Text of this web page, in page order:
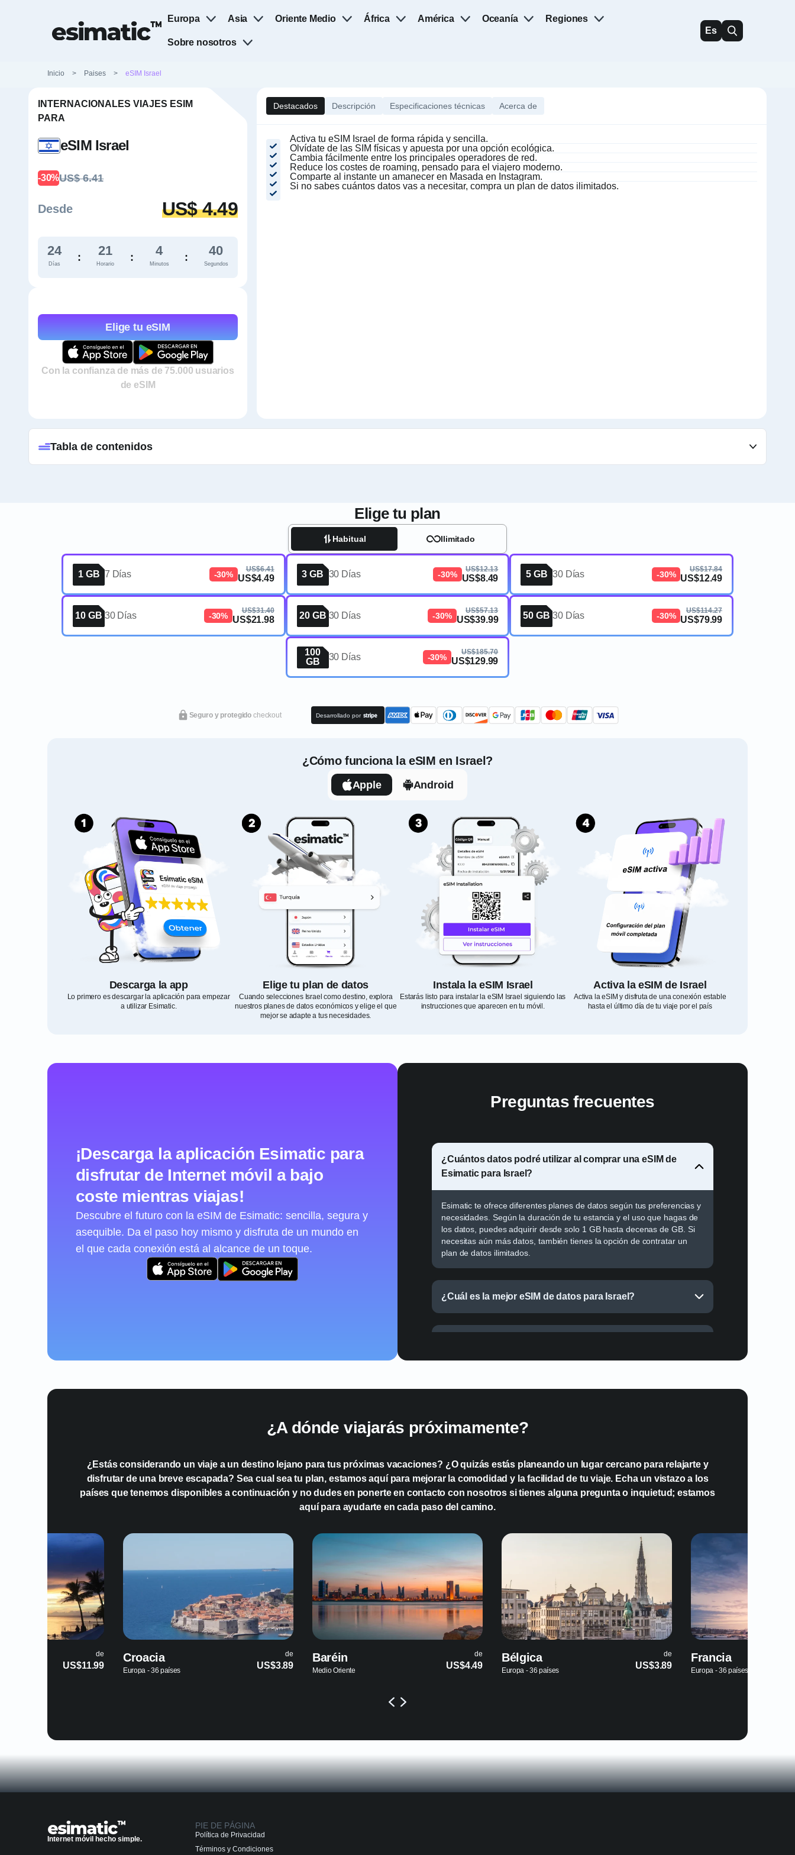
Europa Asia Oriente Medio África América Oceanía Regiones
Sobre nosotros
Es
Inicio > Paises > eSIM Israel
INTERNACIONALES VIAJES ESIM
PARA
eSIM Israel
-30%US$ 6.41
Desde US$ 4.49
24
Días
: 21
Horario
: 4
Minutos
: 39
Segundos
Elige tu eSIM
Con la confianza de más de 75.000 usuarios
de eSIM
Destacados Descripción Especificaciones técnicas Acerca de
Activa tu eSIM Israel de forma rápida y sencilla.
Olvídate de las SIM físicas y apuesta por una opción ecológica.
Cambia fácilmente entre los principales operadores de red.
Reduce los costes de roaming, pensado para el viajero moderno.
Comparte al instante un amanecer en Masada en Instagram.
Si no sabes cuántos datos vas a necesitar, compra un plan de datos ilimitados.
Tabla de contenidos
Elige tu plan
Habitual Ilimitado
1 GB 7 Días -30%
US$6.41
US$4.49 3 GB 30 Días -30%
US$12.13
US$8.49 5 GB 30 Días -30%
US$17.84
US$12.49
10 GB 30 Días -30%
US$31.40
US$21.98 20 GB 30 Días -30%
US$57.13
US$39.99 50 GB 30 Días -30%
US$114.27
US$79.99
100
GB
30 Días -30%
US$185.70
US$129.99
Seguro y protegido checkout Desarrollado por
¿Cómo funciona la eSIM en Israel?
Apple Android
Descarga la app
Lo primero es descargar la aplicación para empezar
a utilizar Esimatic.
Elige tu plan de datos
Cuando selecciones Israel como destino, explora
nuestros planes de datos económicos y elige el que
mejor se adapte a tus necesidades.
Instala la eSIM Israel
Estarás listo para instalar la eSIM Israel siguiendo las
instrucciones que aparecen en tu móvil.
Activa la eSIM de Israel
Activa la eSIM y disfruta de una conexión estable
hasta el último día de tu viaje por el país
¡Descarga la aplicación Esimatic para
disfrutar de Internet móvil a bajo
coste mientras viajas!
Descubre el futuro con la eSIM de Esimatic: sencilla, segura y
asequible. Da el paso hoy mismo y disfruta de un mundo en
el que cada conexión está al alcance de un toque.
Preguntas frecuentes
¿Cuántos datos podré utilizar al comprar una eSIM de
Esimatic para Israel?
Esimatic te ofrece diferentes planes de datos según tus preferencias y
necesidades. Según la duración de tu estancia y el uso que hagas de
los datos, puedes adquirir desde solo 1 GB hasta decenas de GB. Si
necesitas aún más datos, también tienes la opción de contratar un
plan de datos ilimitados.
¿Cuál es la mejor eSIM de datos para Israel?
¿Cómo puedo instalar la eSIM en mi dispositivo para usarla
¿A dónde viajarás próximamente?
¿Estás considerando un viaje a un destino lejano para tus próximas vacaciones? ¿O quizás estás planeando un lugar cercano para relajarte y
disfrutar de una breve escapada? Sea cual sea tu plan, estamos aquí para mejorar la comodidad y la facilidad de tu viaje. Echa un vistazo a los
países que tenemos disponibles a continuación y no dudes en ponerte en contacto con nosotros si tienes alguna pregunta o inquietud; estamos
aquí para ayudarte en cada paso del camino.
de
US$3.89
de
US$4.49
de
US$3.89
de
US$3.89
Internet móvil hecho simple.
PIE DE PÁGINA
Política de Privacidad
Términos y Condiciones